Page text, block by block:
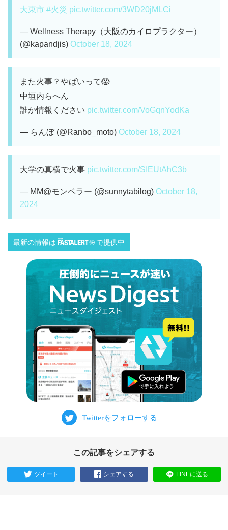
大東市 #火災 pic.twitter.com/3WD20jMLCi
— Wellness Therapy（大阪のカイロプラクター）
(@kapandjis) October 18, 2024
また火事？やばいって😱
中垣内らへん
誰か情報ください pic.twitter.com/VoGqnYodKa
— らんぼ (@Ranbo_moto) October 18, 2024
大学の真横で火事 pic.twitter.com/SIEUtAhC3b
— MM@モンベラー (@sunnytabilog) October 18,
2024
最新の情報は で提供中
この記事をシェアする
ツイート シェアする LINEに送る